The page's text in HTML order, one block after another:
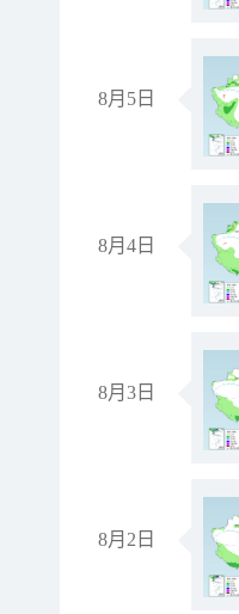
8月5日
8月4日
8月3日
8月2日